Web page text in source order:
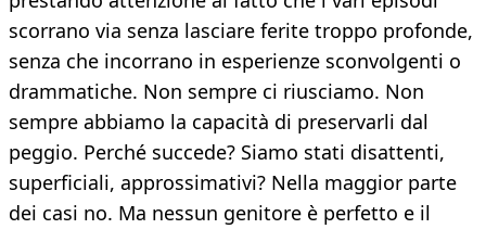
scorrano via senza lasciare ferite troppo profonde,
senza che incorrano in esperienze sconvolgenti o
drammatiche. Non sempre ci riusciamo. Non
sempre abbiamo la capacità di preservarli dal
peggio. Perché succede? Siamo stati disattenti,
superficiali, approssimativi? Nella maggior parte
dei casi no. Ma nessun genitore è perfetto e il